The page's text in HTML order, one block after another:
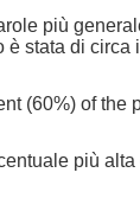
più
è stata di circa
(60%) of the
più alta